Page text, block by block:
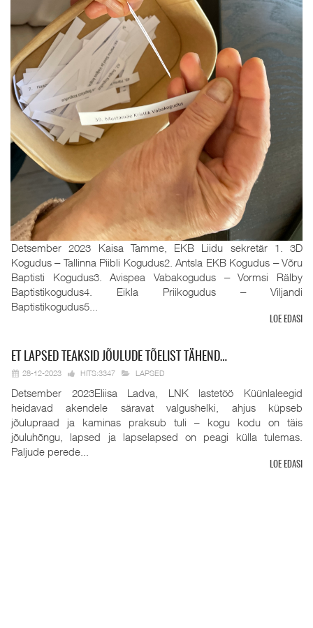
Detsember 2023 Kaisa Tamme, EKB Liidu sekretär 1. 3D
Kogudus ‒ Tallinna Piibli Kogudus2. Antsla EKB Kogudus ‒ Võru
Baptisti Kogudus3. Avispea Vabakogudus ‒ Vormsi Rälby
Baptistikogudus4. Eikla Priikogudus ‒ Viljandi
Baptistikogudus5...
LOE EDASI
ET LAPSED TEAKSID JÕULUDE TÕELIST TÄHEND…
28-12-2023 HITS:3347 LAPSED
Detsember 2023Eliisa Ladva, LNK lastetöö Küünlaleegid
heidavad akendele säravat valgushelki, ahjus küpseb
jõulupraad ja kaminas praksub tuli – kogu kodu on täis
jõuluhõngu, lapsed ja lapselapsed on peagi külla tulemas.
Paljude perede...
LOE EDASI